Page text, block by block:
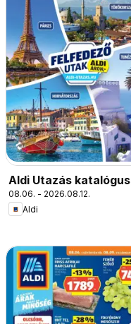
Aldi Utazás katalógus
08.06. - 2026.08.12.
Aldi